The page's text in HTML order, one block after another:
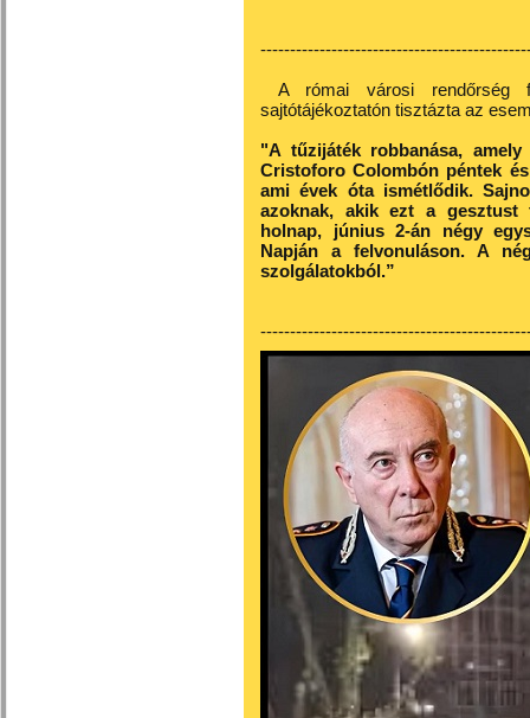
A római városi rendőrség
sajtótájékoztatón tisztázta az
"A tűzijáték robbanása,
Cristoforo Colombón péntek
ami évek óta ismétlődik.
azoknak, akik ezt a gesztust
holnap, június 2-án négy
Napján a felvonuláson. A
szolgálatokból.”